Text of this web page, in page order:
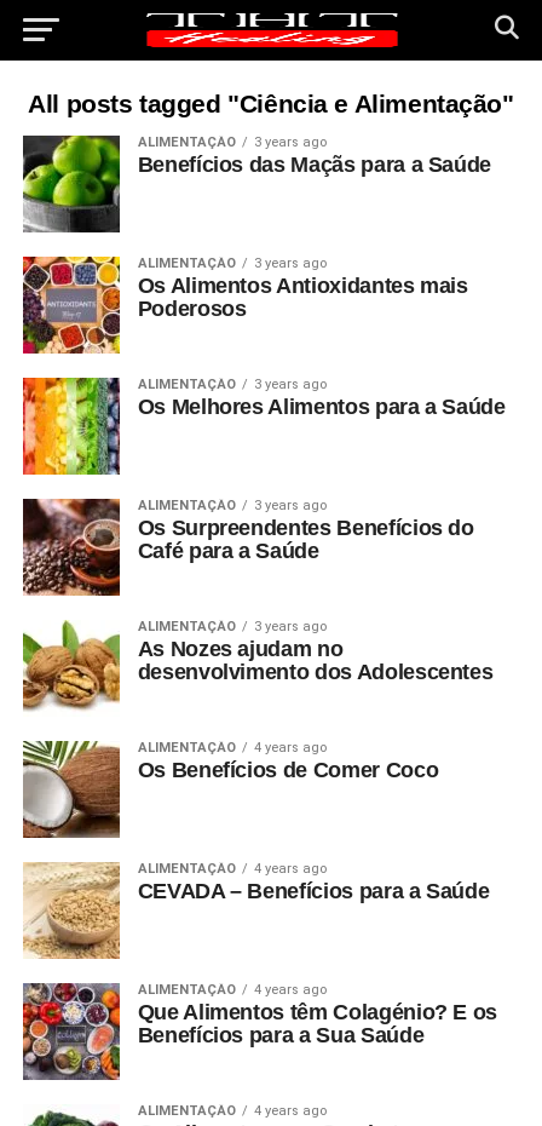
All posts tagged "Ciência e Alimentação"
ALIMENTAÇÃO 3 years ago
Benefícios das Maçãs para a Saúde
ALIMENTAÇÃO 3 years ago
Os Alimentos Antioxidantes mais
Poderosos
ALIMENTAÇÃO 3 years ago
Os Melhores Alimentos para a Saúde
ALIMENTAÇÃO 3 years ago
Os Surpreendentes Benefícios do
Café para a Saúde
ALIMENTAÇÃO 3 years ago
As Nozes ajudam no
desenvolvimento dos Adolescentes
ALIMENTAÇÃO 4 years ago
Os Benefícios de Comer Coco
ALIMENTAÇÃO 4 years ago
CEVADA – Benefícios para a Saúde
ALIMENTAÇÃO 4 years ago
Que Alimentos têm Colagénio? E os
Benefícios para a Sua Saúde
ALIMENTAÇÃO 4 years ago